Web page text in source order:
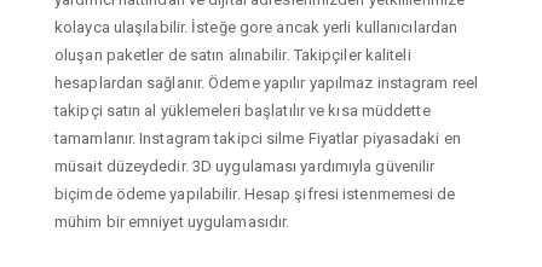
kolayca ulaşılabilir. İsteğe gore ancak yerli kullanıcılardan
oluşan paketler de satın alınabilir. Takipçiler kaliteli
hesaplardan sağlanır. Ödeme yapılır yapılmaz instagram reel
takipçi satın al yüklemeleri başlatılır ve kısa müddette
tamamlanır. Instagram takipci silme Fiyatlar piyasadaki en
müsait düzeydedir. 3D uygulaması yardımıyla güvenilir
biçimde ödeme yapılabilir. Hesap şifresi istenmemesi de
mühim bir emniyet uygulamasıdır.